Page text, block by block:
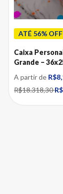
ATÉ 56% OFF
Caixa
Grande –
A partir de
R$18.318,30